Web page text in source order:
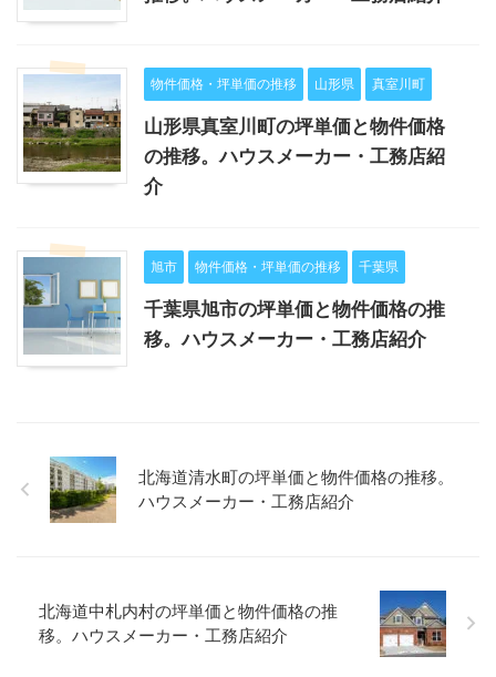
物件価格・坪単価の推移 山形県 真室川町
山形県真室川町の坪単価と物件価格
の推移。ハウスメーカー・工務店紹
介
旭市 物件価格・坪単価の推移 千葉県
千葉県旭市の坪単価と物件価格の推
移。ハウスメーカー・工務店紹介
北海道清水町の坪単価と物件価格の推移。
ハウスメーカー・工務店紹介
北海道中札内村の坪単価と物件価格の推
移。ハウスメーカー・工務店紹介